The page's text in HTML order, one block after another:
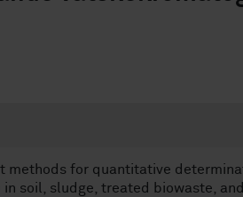
methods for quantitative
in soil, sludge, treated biowaste,